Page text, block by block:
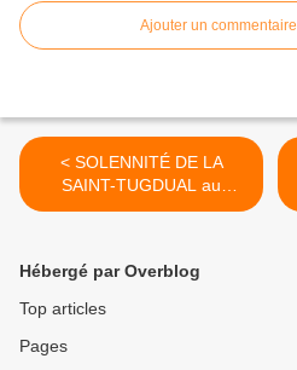
Ajouter un commentaire
< SOLENNITÉ DE LA
SAINT-TUGDUAL au
monastère Sainte-Présence
Hébergé par Overblog
Top articles
Pages